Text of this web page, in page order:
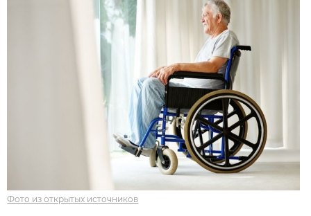
Фото из открытых источников